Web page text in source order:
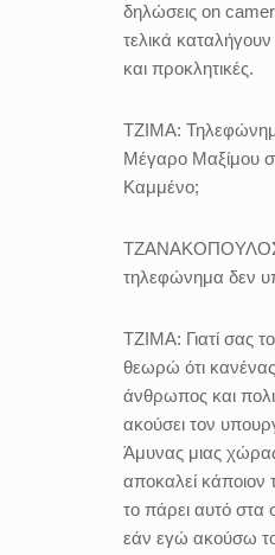
δηλώσεις on
τελικά
και προκλητικές.
ΤΖΙΜΑ:
Μέγαρο Μαξίμου
Καμμένο;
τηλεφώνημα δεν
ΤΖΙΜΑ: Γιατί σας
θεωρώ ότι
άνθρωπος και
ακούσει τον
Άμυνας μιας
αποκαλεί κάποιον
το πάρει αυτό
εάν εγώ ακούσω